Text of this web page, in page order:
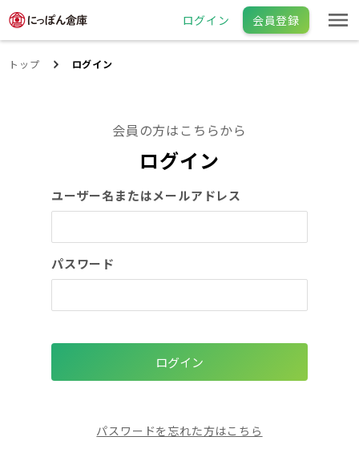
ログイン 会員登録
トップ ログイン
会員の方はこちらから
ログイン
ユーザー名またはメールアドレス
パスワード
パスワードを忘れた方はこちら